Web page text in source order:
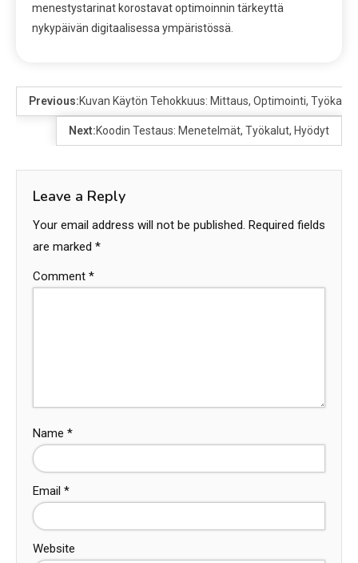
menestystarinat korostavat optimoinnin tärkeyttä
nykypäivän digitaalisessa ympäristössä.
Previous:Kuvan Käytön Tehokkuus: Mittaus, Optimointi, Työkalut
Next:Koodin Testaus: Menetelmät, Työkalut, Hyödyt
Leave a Reply
Your email address will not be published. Required fields
are marked *
Comment *
Name *
Email *
Website